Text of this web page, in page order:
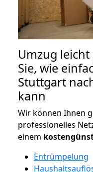
Umzug
Sie, wie
Stuttgart
kann
Wir können Ihnen
professionelles
einem
Entrümpelung